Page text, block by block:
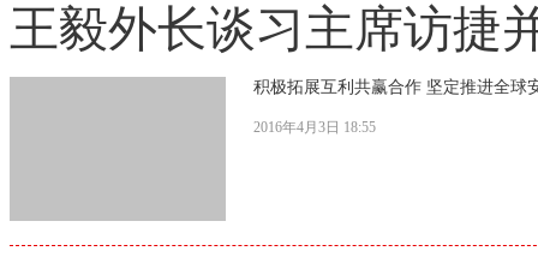
王毅外长谈习主席访捷
积极拓展互利共赢合作 坚定推进全球
2016年4月3日 18:55